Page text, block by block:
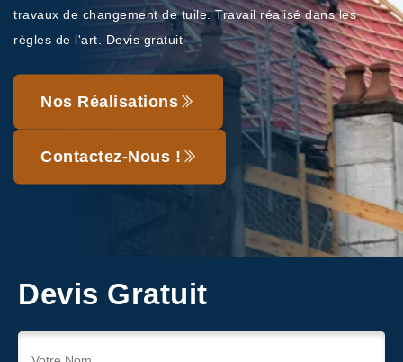
travaux de changement de tuile. Travail réalisé dans les
règles de l'art. Devis gratuit
Nos Réalisations
Contactez-Nous !
Devis Gratuit